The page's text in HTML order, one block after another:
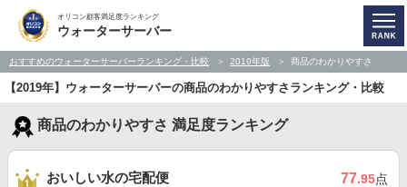
オリコン顧客満足度ランキング
ウォーターサーバー
おすすめのウォーターサーバーランキング・比較 2019年版 商品のわかりやすさ
【2019年】ウォーターサーバーの商品のわかりやすさランキング・比較
商品のわかりやすさ 満足度ランキング
おいしい水の宅配便 77.95点